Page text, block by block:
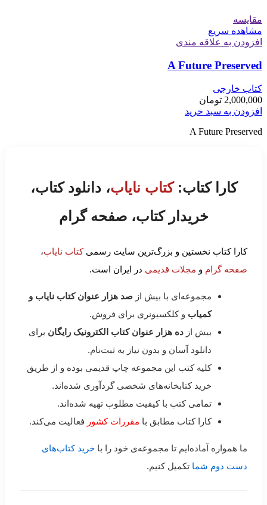
مقایسه
مشاهده سریع
افزودن به علاقه مندی
A Future Preserved
کتاب خارجی
2,000,000 تومان
افزودن به سبد خرید
A Future Preserved
کارا کتاب:کتاب نایاب، دانلود کتاب،
خریدار کتاب، صفحه گرام
کارا کتاب نخستین و بزرگ‌ترین سایت رسمیکتاب نایاب،
صفحه گرام و مجلات قدیمی در ایران است.
مجموعه‌ای با بیش از صد هزار عنوان کتاب نایاب و
کمیاب و کلکسیونری برای فروش.
بیش از ده هزار عنوان کتاب الکترونیک رایگان برای
دانلود آسان و بدون نیاز به ثبت‌نام.
کلیه کتب این مجموعه چاپ قدیمی بوده و از طریق
خرید کتابخانه‌های شخصی گردآوری شده‌اند.
تمامی کتب با کیفیت مطلوب تهیه شده‌اند.
کارا کتاب مطابق با مقررات کشور فعالیت می‌کند.
ما همواره آماده‌ایم تا مجموعه‌ی خود را با خرید کتاب‌های
دست دوم شما تکمیل کنیم.